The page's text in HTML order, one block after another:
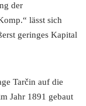
der
lässt sich
geringes Kapital
Tarčin auf die
Jahr 1891 gebaut